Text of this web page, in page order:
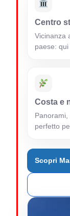
Centro
Vicinanza
paese:
Costa e
perfetto
Scopri